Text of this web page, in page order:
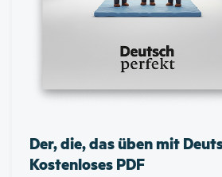
Der, die, das üben mit
Kostenloses PDF